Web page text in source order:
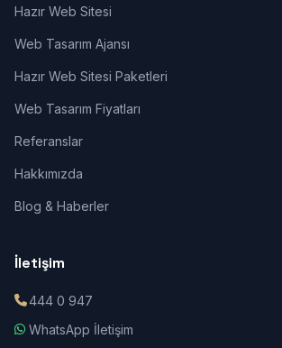
Hazır Web Sitesi
Web Tasarım Ajansı
Hazır Web Sitesi Paketleri
Web Tasarım Fiyatları
Referanslar
Hakkımızda
Blog & Haberler
İletişim
444 0 947
WhatsApp İletişim